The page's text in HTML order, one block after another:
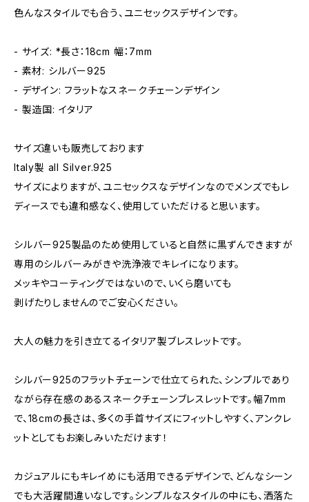
色んなスタイルでも合う、ユニセックスデザインです。
- サイズ: *長さ：18cm 幅：7mm
- 素材: シルバー925
- デザイン: フラットなスネークチェーンデザイン
- 製造国: イタリア
サイズ違いも販売しております
Italy製 all Silver.925
サイズによりますが、ユニセックスなデザインなのでメンズでもレ
ディースでも違和感なく、使用していただけると思います。
シルバー925製品のため使用していると自然に黒ずんできますが
専用のシルバーみがきや洗浄液でキレイになります。
メッキやコーティングではないので、いくら磨いても
剥げたりしませんのでご安心ください。
大人の魅力を引き立てるイタリア製ブレスレットです。
シルバー925のフラットチェーンで仕立てられた、シンプルであり
ながら存在感のあるスネークチェーンブレスレットです。幅7mm
で、18cmの長さは、多くの手首サイズにフィットしやすく、アンクレ
ットとしてもお楽しみいただけます！
カジュアルにもキレイめにも活用できるデザインで、どんなシーン
でも大活躍間違いなしです。シンプルなスタイルの中にも、洒落た